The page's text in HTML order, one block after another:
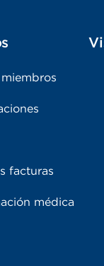
facturas
médica